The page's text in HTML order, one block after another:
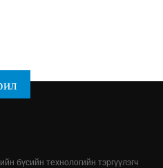
бүсийн технологийн тэргүүлэгч